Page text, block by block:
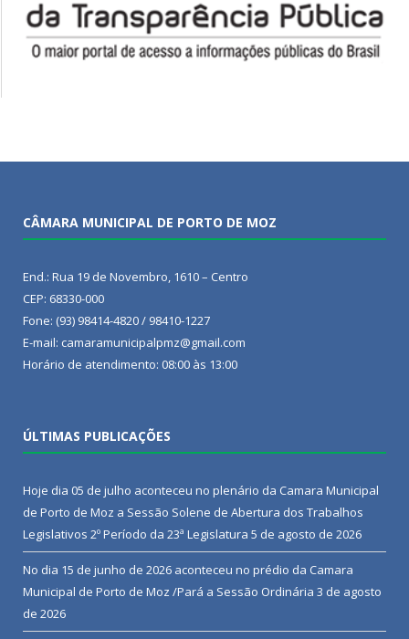
CÂMARA MUNICIPAL DE PORTO DE MOZ
End.: Rua 19 de Novembro, 1610 – Centro
CEP: 68330-000
Fone: (93) 98414-4820 / 98410-1227
E-mail: camaramunicipalpmz@gmail.com
Horário de atendimento: 08:00 às 13:00
ÚLTIMAS PUBLICAÇÕES
Hoje dia 05 de julho aconteceu no plenário da Camara Municipal
de Porto de Moz a Sessão Solene de Abertura dos Trabalhos
Legislativos 2º Período da 23ª Legislatura 5 de agosto de 2026
No dia 15 de junho de 2026 aconteceu no prédio da Camara
Municipal de Porto de Moz /Pará a Sessão Ordinária 3 de agosto
de 2026